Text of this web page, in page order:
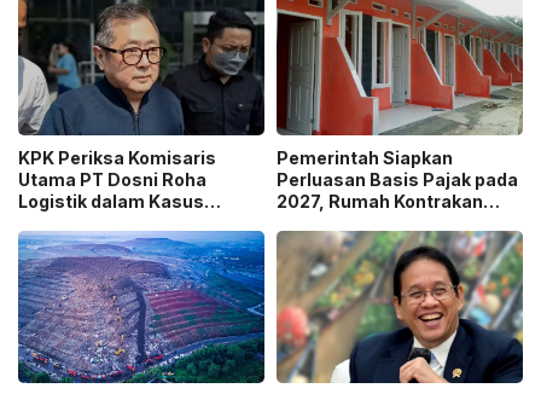
KPK Periksa Komisaris
Utama PT Dosni Roha
Logistik dalam Kasus
Pengangkutan Bansos!
Pemerintah Siapkan
Perluasan Basis Pajak pada
2027, Rumah Kontrakan
Pengawasan!